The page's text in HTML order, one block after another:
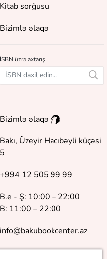
Kitab sorğusu
Bizimlə əlaqə
İSBN üzrə axtarış
Bizimlə əlaqə
Bakı, Üzeyir Hacıbəyli küçəsi
5
+994 12 505 99 99
B.e - Ş: 10:00 – 22:00
B: 11:00 – 22:00
info@bakubookcenter.az